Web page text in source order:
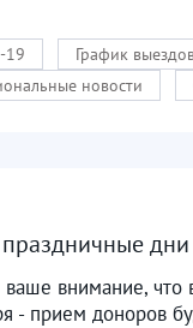
19 График
новости
дни
внимание, что
- прием доноров